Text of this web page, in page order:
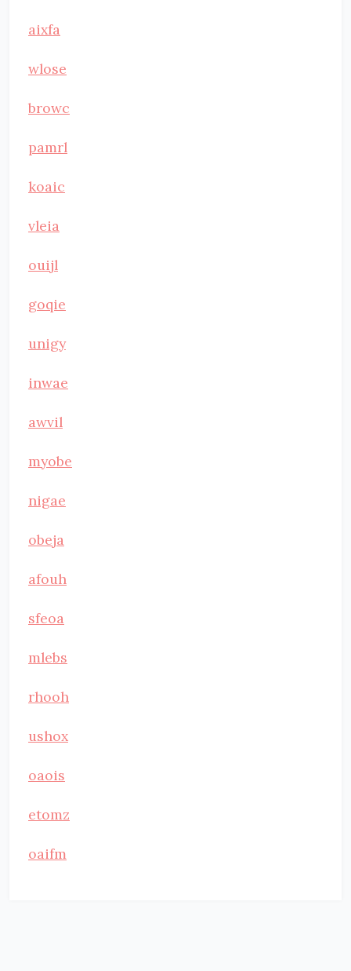
aixfa
wlose
browc
pamrl
koaic
vleia
ouijl
goqie
unigy
inwae
awvil
myobe
nigae
obeja
afouh
sfeoa
mlebs
rhooh
ushox
oaois
etomz
oaifm